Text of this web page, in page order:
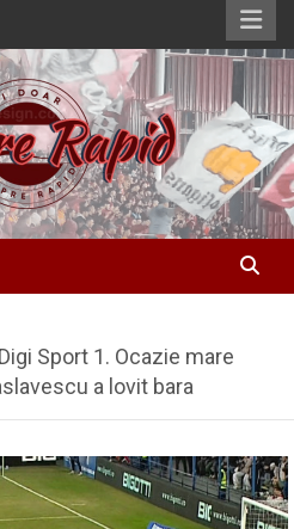
Sport 1. Ocazie mare
a lovit bara